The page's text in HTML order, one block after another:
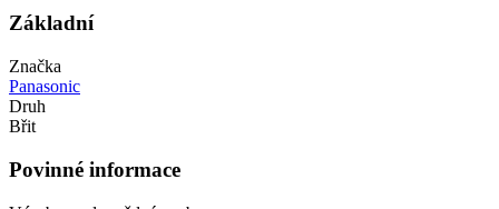
Základní
Značka
Panasonic
Druh
Břit
Povinné informace